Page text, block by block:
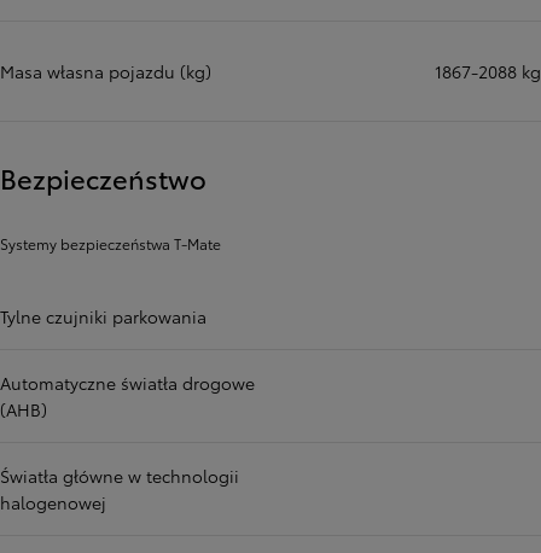
Masa własna pojazdu (kg) 1867-2088 kg
Bezpieczeństwo
Systemy bezpieczeństwa T-Mate
Tylne czujniki parkowania
Automatyczne światła drogowe
(AHB)
Światła główne w technologii
halogenowej